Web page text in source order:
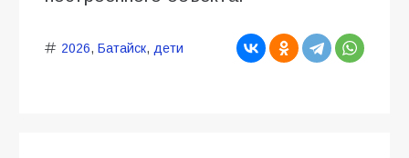
2026, Батайск, дети